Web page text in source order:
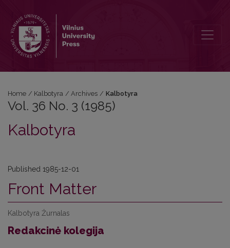
Home / Kalbotyra / Archives / Kalbotyra
Vol. 36 No. 3 (1985)
Kalbotyra
Published 1985-12-01
Front Matter
Kalbotyra Žurnalas
Redakcinė kolegija